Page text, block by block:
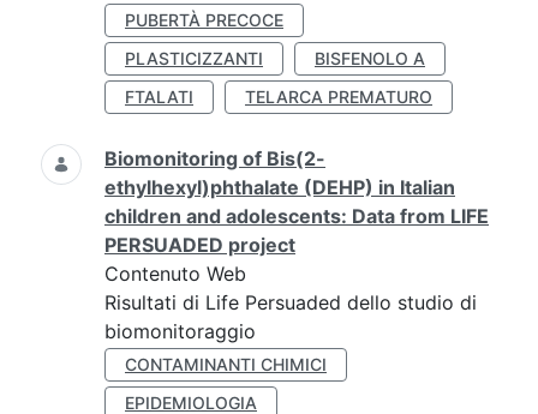
PUBERTÀ PRECOCE
PLASTICIZZANTI
BISFENOLO A
FTALATI
TELARCA PREMATURO
Biomonitoring of Bis(2-
ethylhexyl)phthalate (DEHP) in Italian
children and adolescents: Data from LIFE
PERSUADED project
Contenuto Web
Risultati di Life Persuaded dello studio di
biomonitoraggio
CONTAMINANTI CHIMICI
EPIDEMIOLOGIA